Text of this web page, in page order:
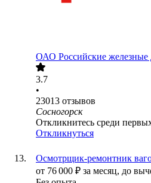
ОАО Российские железные
3.7
•
23013 отзывов
Сосногорск
Откликнитесь среди
Откликнуться
Осмотрщик-ремонтник
от 76 000 ₽ за месяц, до